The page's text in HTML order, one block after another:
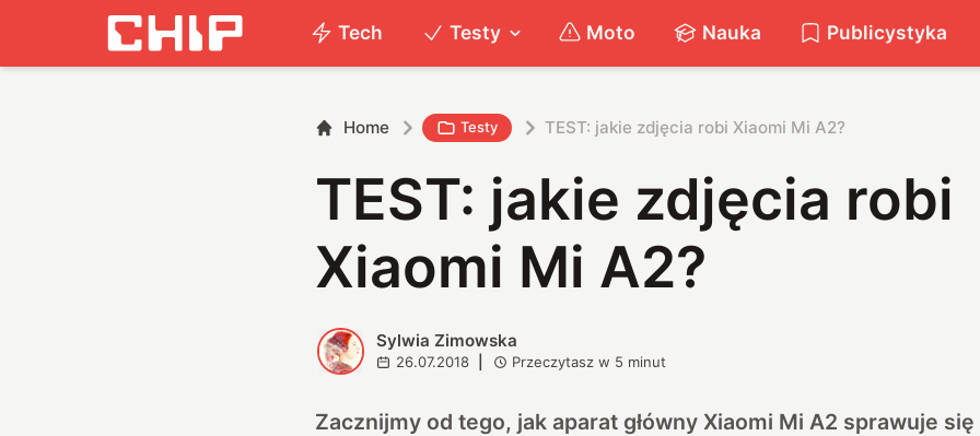
Tech Testy Moto Nauka Publicystyka
Home Testy TEST: jakie zdjęcia robi Xiaomi Mi A2?
TEST: jakie zdjęcia robi
Xiaomi Mi A2?
S Sylwia Zimowska
26.07.2018 Przeczytasz w 5 minut
Zacznijmy od tego, jak aparat główny Xiaomi Mi A2 sprawuje